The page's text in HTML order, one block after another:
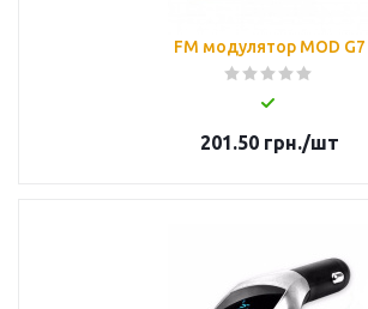
FM модулятор MOD G7
201.50грн./шт